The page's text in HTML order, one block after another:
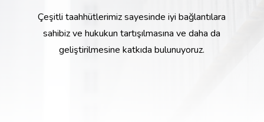
Çeşitli taahhütlerimiz sayesinde iyi bağlantılara
sahibiz ve hukukun tartışılmasına ve daha da
geliştirilmesine katkıda bulunuyoruz.